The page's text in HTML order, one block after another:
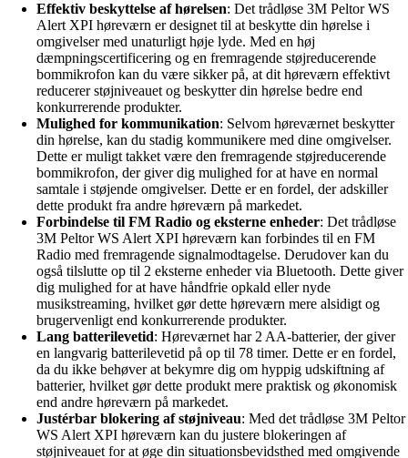
Effektiv beskyttelse af hørelsen: Det trådløse 3M Peltor WS
Alert XPI høreværn er designet til at beskytte din hørelse i
omgivelser med unaturligt høje lyde. Med en høj
dæmpningscertificering og en fremragende støjreducerende
bommikrofon kan du være sikker på, at dit høreværn effektivt
reducerer støjniveauet og beskytter din hørelse bedre end
konkurrerende produkter.
Mulighed for kommunikation: Selvom høreværnet beskytter
din hørelse, kan du stadig kommunikere med dine omgivelser.
Dette er muligt takket være den fremragende støjreducerende
bommikrofon, der giver dig mulighed for at have en normal
samtale i støjende omgivelser. Dette er en fordel, der adskiller
dette produkt fra andre høreværn på markedet.
Forbindelse til FM Radio og eksterne enheder: Det trådløse
3M Peltor WS Alert XPI høreværn kan forbindes til en FM
Radio med fremragende signalmodtagelse. Derudover kan du
også tilslutte op til 2 eksterne enheder via Bluetooth. Dette giver
dig mulighed for at have håndfrie opkald eller nyde
musikstreaming, hvilket gør dette høreværn mere alsidigt og
brugervenligt end konkurrerende produkter.
Lang batterilevetid: Høreværnet har 2 AA-batterier, der giver
en langvarig batterilevetid på op til 78 timer. Dette er en fordel,
da du ikke behøver at bekymre dig om hyppig udskiftning af
batterier, hvilket gør dette produkt mere praktisk og økonomisk
end andre høreværn på markedet.
Justérbar blokering af støjniveau: Med det trådløse 3M Peltor
WS Alert XPI høreværn kan du justere blokeringen af
støjniveauet for at øge din situationsbevidsthed med omgivende